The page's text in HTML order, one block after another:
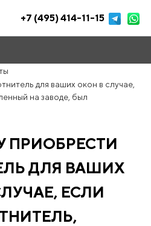
+7 (495) 414-11-15
для ваших окон в случае,
на заводе, был
ПРИОБРЕСТИ
ДЛЯ ВАШИХ
ЕСЛИ